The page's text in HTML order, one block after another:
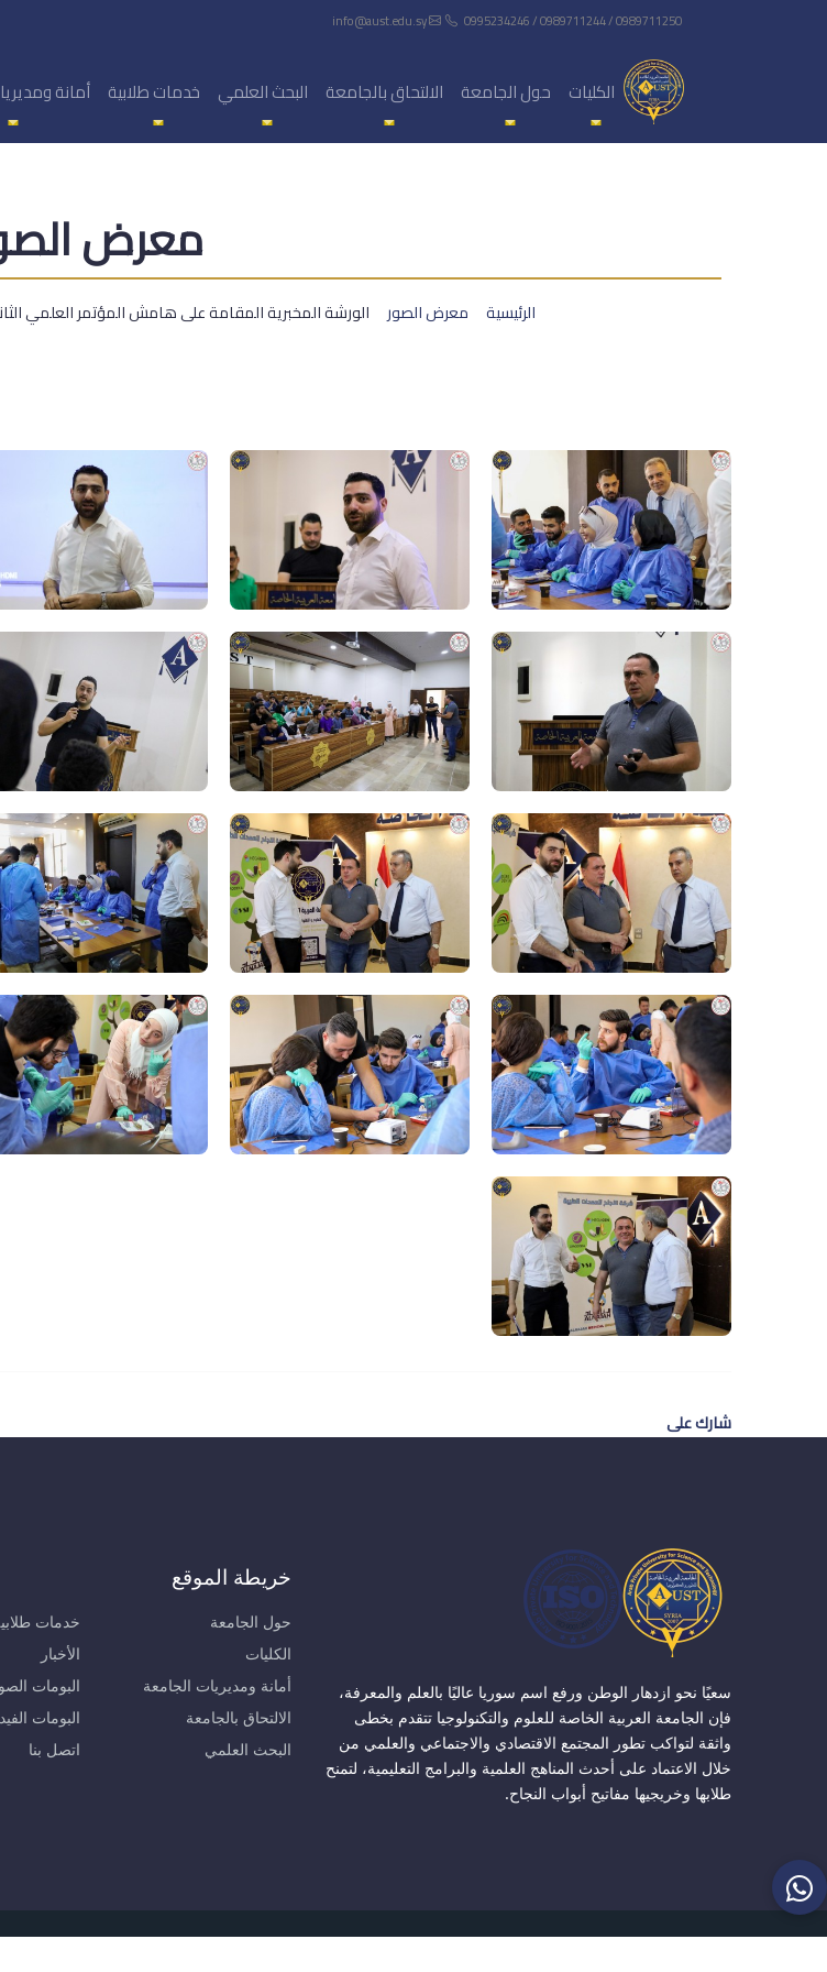
0995234246 / 0989711244 / 0989711250
الكليات حول الجامعة الالتحاق بالجامعة البحث العلمي خدمات طلابية أمانة
معرض
الرئيسية معرض الصور الورشة المخبرية المقامة على هامش المؤتمر العلمي
شارك على
سعيًا نحو ازدهار الوطن ورفع اسم سوريا عاليًا بالعلم والمعرفة،
فإن الجامعة العربية الخاصة للعلوم والتكنولوجيا تتقدم بخطى
واثقة لتواكب تطور المجتمع الاقتصادي والاجتماعي والعلمي من
خلال الاعتماد على أحدث المناهج العلمية والبرامج التعليمية، لتمنح
طلابها وخريجيها مفاتيح أبواب النجاح.
خريطة الموقع
حول الجامعة
الكليات
أمانة ومديريات الجامعة
الالتحاق بالجامعة
البحث العلمي
خدمات
الأخبار
البومات
البومات
اتصل بنا
الجامعة العربية الخاصة للعلوم والتكنولوجيا © 2026, مديرية نظم المعلومات والاتصالات.